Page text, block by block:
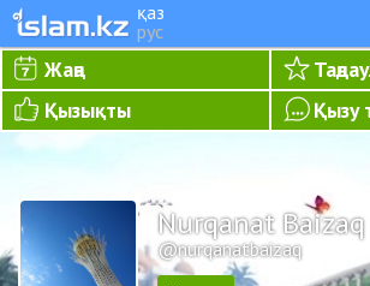
қаз
рус
Жаңа
Қызықты
Қызу
Nurqanat Baizaq
@nurqanatbaizaq